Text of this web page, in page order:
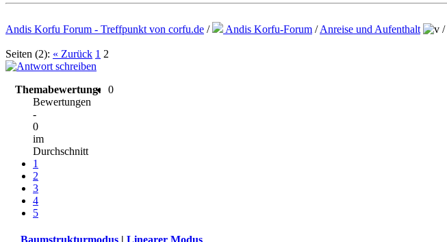
Andis Korfu Forum - Treffpunkt von corfu.de / Andis Korfu-Forum /Anreise und Aufenthalt /
Seiten (2): « Zurück 1 2
Themabewertung:
0
Bewertungen
-
0
im
Durchschnitt
1
2
3
4
5
Baumstrukturmodus | Linearer Modus